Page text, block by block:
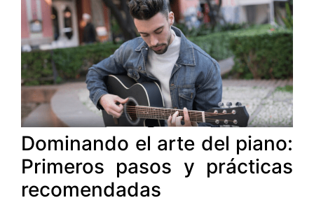
Dominando el arte del piano:
Primeros pasos y prácticas
recomendadas